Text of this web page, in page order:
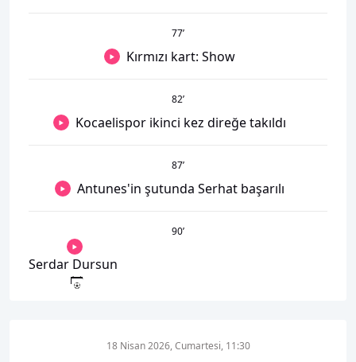
77’
Kırmızı kart: Show
82’
Kocaelispor ikinci kez direğe takıldı
87’
Antunes'in şutunda Serhat başarılı
90’
Serdar Dursun
18 Nisan 2026, Cumartesi, 11:30